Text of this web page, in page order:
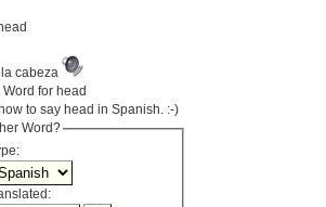
head
la cabeza
to say head in Spanish. :-)
Word?